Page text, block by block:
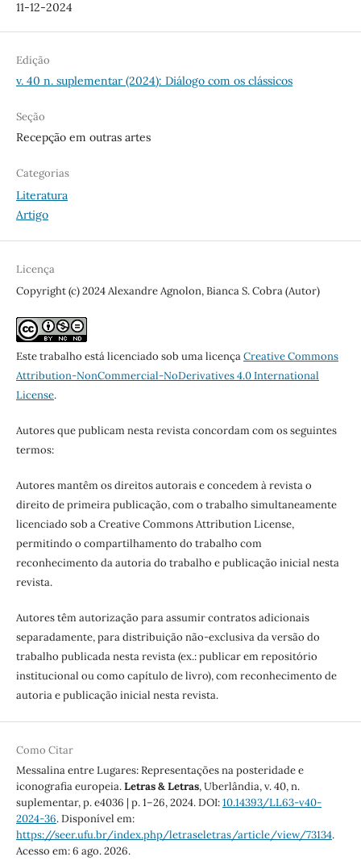
11-12-2024
Edição
v. 40 n. suplementar (2024): Diálogo com os clássicos
Seção
Recepção em outras artes
Categorias
Literatura
Artigo
Licença
Copyright (c) 2024 Alexandre Agnolon, Bianca S. Cobra (Autor)
Este trabalho está licenciado sob uma licençaCreative Commons
Attribution-NonCommercial-NoDerivatives 4.0 International
License.
Autores que publicam nesta revista concordam com os seguintes
termos:
Autores mantêm os direitos autorais e concedem à revista o
direito de primeira publicação, com o trabalho simultaneamente
licenciado sob a Creative Commons Attribution License,
permitindo o compartilhamento do trabalho com
reconhecimento da autoria do trabalho e publicação inicial nesta
revista.
Autores têm autorização para assumir contratos adicionais
separadamente, para distribuição não-exclusiva da versão do
trabalho publicada nesta revista (ex.: publicar em repositório
institucional ou como capítulo de livro), com reconhecimento de
autoria e publicação inicial nesta revista.
Como Citar
Messalina entre Lugares: Representações na posteridade e
iconografia europeia.Letras & Letras, Uberlândia, v. 40, n.
suplementar, p. e4036 | p. 1–26, 2024. DOI:10.14393/LL63-v40-
2024-36. Disponível em:
https://seer.ufu.br/index.php/letraseletras/article/view/73134.
Acesso em: 6 ago. 2026.